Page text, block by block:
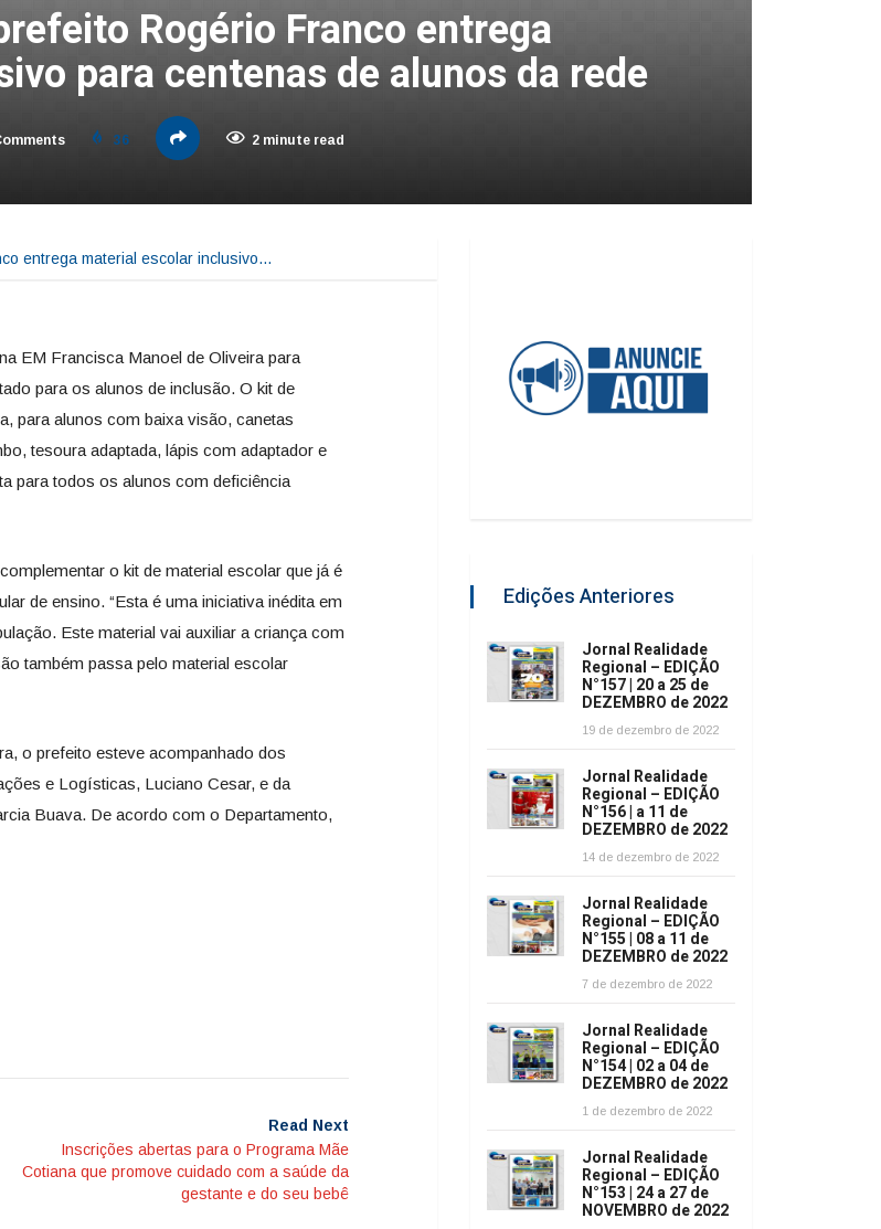
Rogério Franco entrega
para centenas de alunos da rede
36 2 minute read
entrega material escolar inclusivo…
EM Francisca Manoel de Oliveira para
para os alunos de inclusão. O kit de
para alunos com baixa visão, canetas
tesoura adaptada, lápis com adaptador e
para todos os alunos com deficiência
o kit de material escolar que já é
de ensino. “Esta é uma iniciativa inédita em
Este material vai auxiliar a criança com
também passa pelo material escolar
o prefeito esteve acompanhado dos
e Logísticas, Luciano Cesar, e da
Buava. De acordo com o Departamento,
Read Next
Inscrições abertas para o Programa Mãe
Cotiana que promove cuidado com a saúde da
gestante e do seu bebê
Edições Anteriores
Jornal Realidade
Regional – EDIÇÃO
N°157 | 20 a 25 de
DEZEMBRO de 2022
19 de dezembro de 2022
Jornal Realidade
Regional – EDIÇÃO
N°156 | a 11 de
DEZEMBRO de 2022
14 de dezembro de 2022
Jornal Realidade
Regional – EDIÇÃO
N°155 | 08 a 11 de
DEZEMBRO de 2022
7 de dezembro de 2022
Jornal Realidade
Regional – EDIÇÃO
N°154 | 02 a 04 de
DEZEMBRO de 2022
1 de dezembro de 2022
Jornal Realidade
Regional – EDIÇÃO
N°153 | 24 a 27 de
NOVEMBRO de 2022